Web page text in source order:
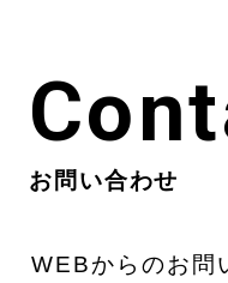
お問い合わせ
WEBからのお問